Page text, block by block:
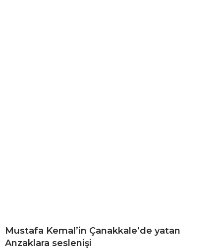
Mustafa Kemal’in Çanakkale’de yatan
Anzaklara seslenişi